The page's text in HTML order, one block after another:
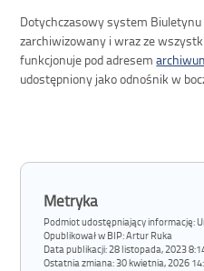
Dotychczasowy system Biuletynu
zarchiwizowany i wraz ze
funkcjonuje pod adresem
udostępniony jako odnośnik w
Metryka
Podmiot udostępniający informację:
Opublikował w BIP:Artur Ruka
Data publikacji:28 listopada, 2023
Ostatnia zmiana:30 kwietnia, 2026